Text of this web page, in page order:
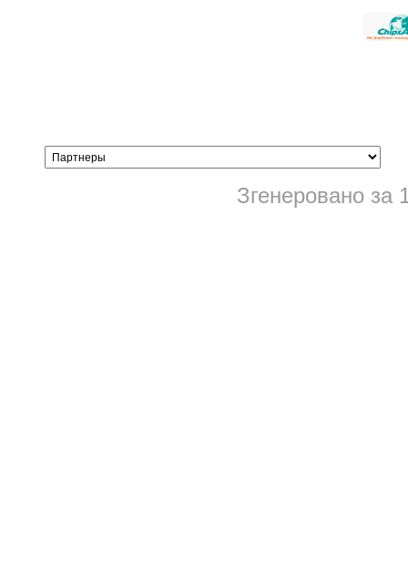
Згенеровано за